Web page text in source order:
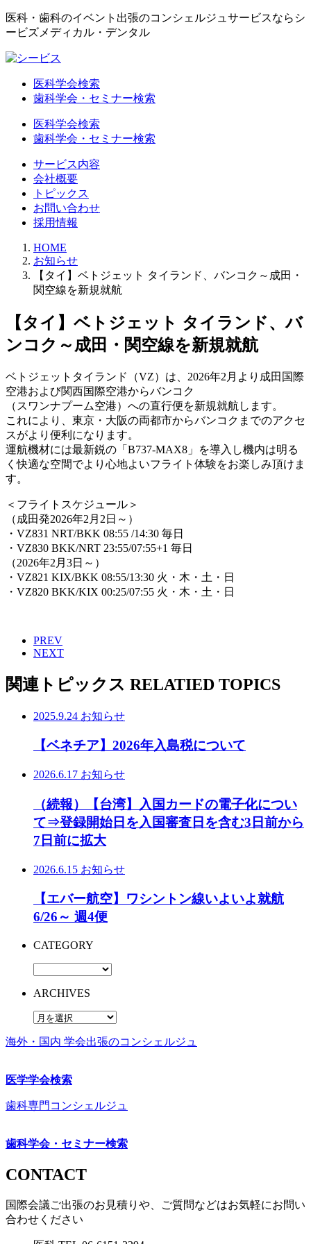
医科・歯科のイベント出張のコンシェルジュサービスならシ
ービズメディカル・デンタル
医科学会検索
歯科学会・セミナー検索
医科学会検索
歯科学会・セミナー検索
サービス内容
会社概要
トピックス
お問い合わせ
採用情報
HOME
お知らせ
【タイ】ベトジェット タイランド、バンコク～成田・
関空線を新規就航
【タイ】ベトジェット タイランド、バ
ンコク～成田・関空線を新規就航
ベトジェットタイランド（VZ）は、2026年2月より成田国際
空港および関西国際空港からバンコク
（スワンナプーム空港）への直行便を新規就航します。
これにより、東京・大阪の両都市からバンコクまでのアクセ
スがより便利になります。
運航機材には最新鋭の「B737-MAX8」を導入し機内は明る
く快適な空間でより心地よいフライト体験をお楽しみ頂けま
す。
＜フライトスケジュール＞
（成田発2026年2月2日～）
・VZ831 NRT/BKK 08:55 /14:30 毎日
・VZ830 BKK/NRT 23:55/07:55+1 毎日
（2026年2月3日～）
・VZ821 KIX/BKK 08:55/13:30 火・木・土・日
・VZ820 BKK/KIX 00:25/07:55 火・木・土・日
PREV
NEXT
関連トピックス RELATIED TOPICS
2025.9.24 お知らせ
【ベネチア】2026年入島税について
2026.6.17 お知らせ
（続報）【台湾】入国カードの電子化につい
て⇒登録開始日を入国審査日を含む3日前から
7日前に拡大
2026.6.15 お知らせ
【エバー航空】ワシントン線いよいよ就航
6/26～ 週4便
CATEGORY
ARCHIVES
海外・国内 学会出張のコンシェルジュ
医学学会検索
歯科専門コンシェルジュ
歯科学会・セミナー検索
CONTACT
国際会議ご出張のお見積りや、ご質問などはお気軽にお問い
合わせください